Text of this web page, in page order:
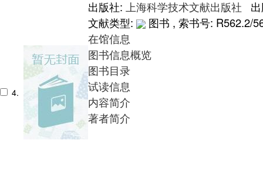
4.
出版社: 上海科学技术文献出版社
文献类型:
图书 , 索书号: R562.2/
在馆信息
图书信息概览
图书目录
试读信息
内容简介
著者简介